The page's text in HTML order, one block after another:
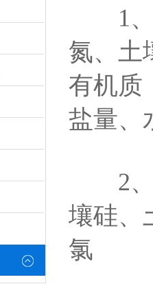
1、
氮、土
有机质
盐量、
2、
壤硅、
氯